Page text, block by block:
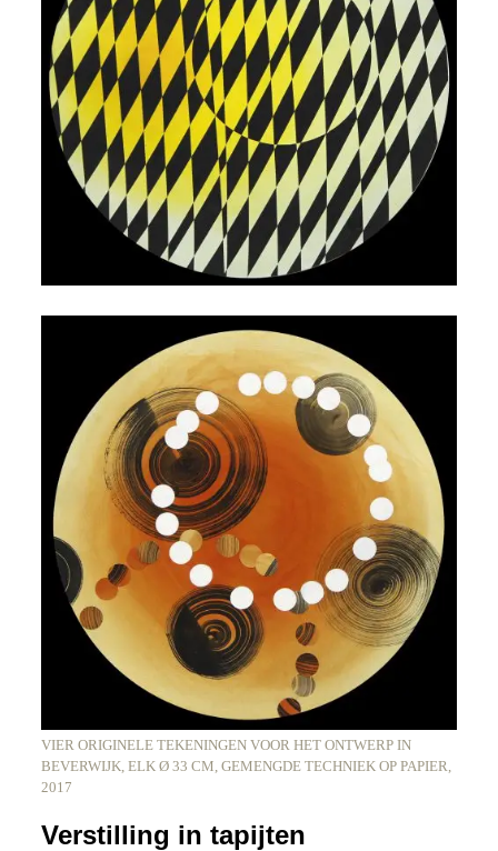
VIER ORIGINELE TEKENINGEN VOOR HET ONTWERP IN
BEVERWIJK, ELK Ø 33 CM, GEMENGDE TECHNIEK OP PAPIER,
2017
Verstilling in tapijten